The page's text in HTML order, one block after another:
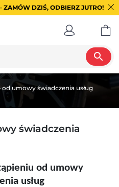
DZIŚ, ODBIERZ JUTRO!
search
od umowy świadczenia usług
świadczenia
od umowy
usług